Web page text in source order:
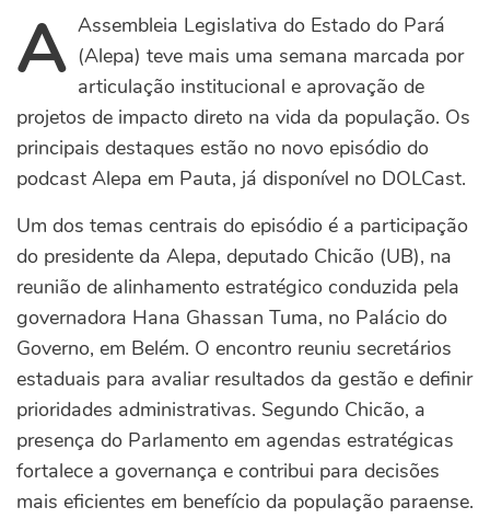
AAssembleia Legislativa do Estado do Pará
(Alepa) teve mais uma semana marcada por
articulação institucional e aprovação de
projetos de impacto direto na vida da população. Os
principais destaques estão no novo episódio do
podcast Alepa em Pauta, já disponível no DOLCast.
Um dos temas centrais do episódio é a participação
do presidente da Alepa, deputado Chicão (UB), na
reunião de alinhamento estratégico conduzida pela
governadora Hana Ghassan Tuma, no Palácio do
Governo, em Belém. O encontro reuniu secretários
estaduais para avaliar resultados da gestão e definir
prioridades administrativas. Segundo Chicão, a
presença do Parlamento em agendas estratégicas
fortalece a governança e contribui para decisões
mais eficientes em benefício da população paraense.